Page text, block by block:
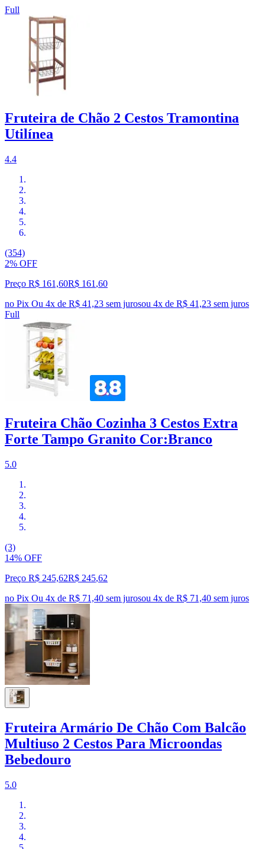
Full
Fruteira de Chão 2 Cestos Tramontina
Utilínea
4.4
(354)
2% OFF
Preço R$ 161,60R$ 161 ,60
no Pix Ou 4x de R$ 41,23 sem jurosou 4x de R$ 41,23 sem juros
Full
Fruteira Chão Cozinha 3 Cestos Extra
Forte Tampo Granito Cor:Branco
5.0
(3)
14% OFF
Preço R$ 245,62R$ 245,62
no Pix Ou 4x de R$ 71,40 sem jurosou 4x de R$ 71,40 sem juros
Fruteira Armário De Chão Com Balcão
Multiuso 2 Cestos Para Microondas
Bebedouro
5.0